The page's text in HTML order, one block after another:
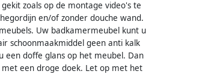
zoals op de montage video's te
en/of zonder douche wand.
Uw badkamermeubel kunt u
schoonmaakmiddel geen anti kalk
een doffe glans op het meubel. Dan
een droge doek. Let op met het